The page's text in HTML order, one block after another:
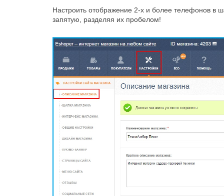
Настроить отображение 2-х и более телефонов в
запятую, разделяя их пробелом!